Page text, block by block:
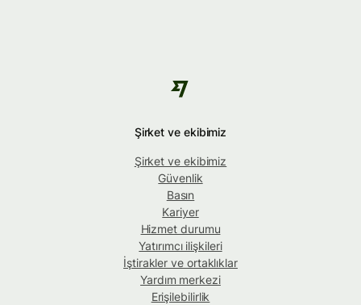
Şirket ve ekibimiz
Şirket ve ekibimiz
Güvenlik
Basın
Kariyer
Hizmet durumu
Yatırımcı ilişkileri
İştirakler ve ortaklıklar
Yardım merkezi
Erişilebilirlik